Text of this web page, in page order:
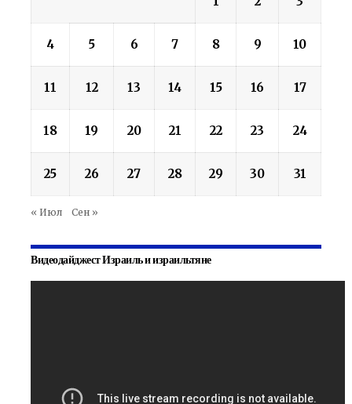
4 5 6 7 8 9 10
11 12 13 14 15 16 17
18 19 20 21 22 23 24
25 26 27 28 29 30 31
« Июл Сен »
Видеодайджест Израиль и израильтяне